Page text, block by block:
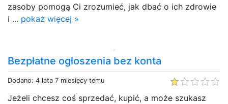
zasoby pomogą Ci zrozumieć, jak dbać o ich zdrowie
i ... pokaż więcej »
Bezpłatne ogłoszenia bez konta
Dodano: 4 lata 7 miesięcy temu
Jeżeli chcesz coś sprzedać, kupić, a może szukasz